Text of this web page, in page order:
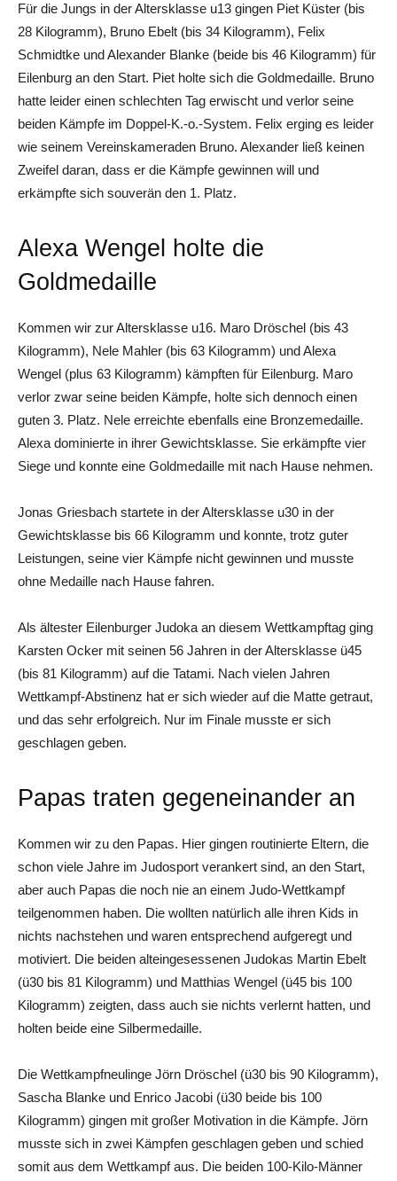
Für die Jungs in der Altersklasse u13 gingen Piet Küster (bis
28 Kilogramm), Bruno Ebelt (bis 34 Kilogramm), Felix
Schmidtke und Alexander Blanke (beide bis 46 Kilogramm) für
Eilenburg an den Start. Piet holte sich die Goldmedaille. Bruno
hatte leider einen schlechten Tag erwischt und verlor seine
beiden Kämpfe im Doppel-K.-o.-System. Felix erging es leider
wie seinem Vereinskameraden Bruno. Alexander ließ keinen
Zweifel daran, dass er die Kämpfe gewinnen will und
erkämpfte sich souverän den 1. Platz.
Alexa Wengel holte die
Goldmedaille
Kommen wir zur Altersklasse u16. Maro Dröschel (bis 43
Kilogramm), Nele Mahler (bis 63 Kilogramm) und Alexa
Wengel (plus 63 Kilogramm) kämpften für Eilenburg. Maro
verlor zwar seine beiden Kämpfe, holte sich dennoch einen
guten 3. Platz. Nele erreichte ebenfalls eine Bronzemedaille.
Alexa dominierte in ihrer Gewichtsklasse. Sie erkämpfte vier
Siege und konnte eine Goldmedaille mit nach Hause nehmen.
Jonas Griesbach startete in der Altersklasse u30 in der
Gewichtsklasse bis 66 Kilogramm und konnte, trotz guter
Leistungen, seine vier Kämpfe nicht gewinnen und musste
ohne Medaille nach Hause fahren.
Als ältester Eilenburger Judoka an diesem Wettkampftag ging
Karsten Ocker mit seinen 56 Jahren in der Altersklasse ü45
(bis 81 Kilogramm) auf die Tatami. Nach vielen Jahren
Wettkampf-Abstinenz hat er sich wieder auf die Matte getraut,
und das sehr erfolgreich. Nur im Finale musste er sich
geschlagen geben.
Papas traten gegeneinander an
Kommen wir zu den Papas. Hier gingen routinierte Eltern, die
schon viele Jahre im Judosport verankert sind, an den Start,
aber auch Papas die noch nie an einem Judo-Wettkampf
teilgenommen haben. Die wollten natürlich alle ihren Kids in
nichts nachstehen und waren entsprechend aufgeregt und
motiviert. Die beiden alteingesessenen Judokas Martin Ebelt
(ü30 bis 81 Kilogramm) und Matthias Wengel (ü45 bis 100
Kilogramm) zeigten, dass auch sie nichts verlernt hatten, und
holten beide eine Silbermedaille.
Die Wettkampfneulinge Jörn Dröschel (ü30 bis 90 Kilogramm),
Sascha Blanke und Enrico Jacobi (ü30 beide bis 100
Kilogramm) gingen mit großer Motivation in die Kämpfe. Jörn
musste sich in zwei Kämpfen geschlagen geben und schied
somit aus dem Wettkampf aus. Die beiden 100-Kilo-Männer